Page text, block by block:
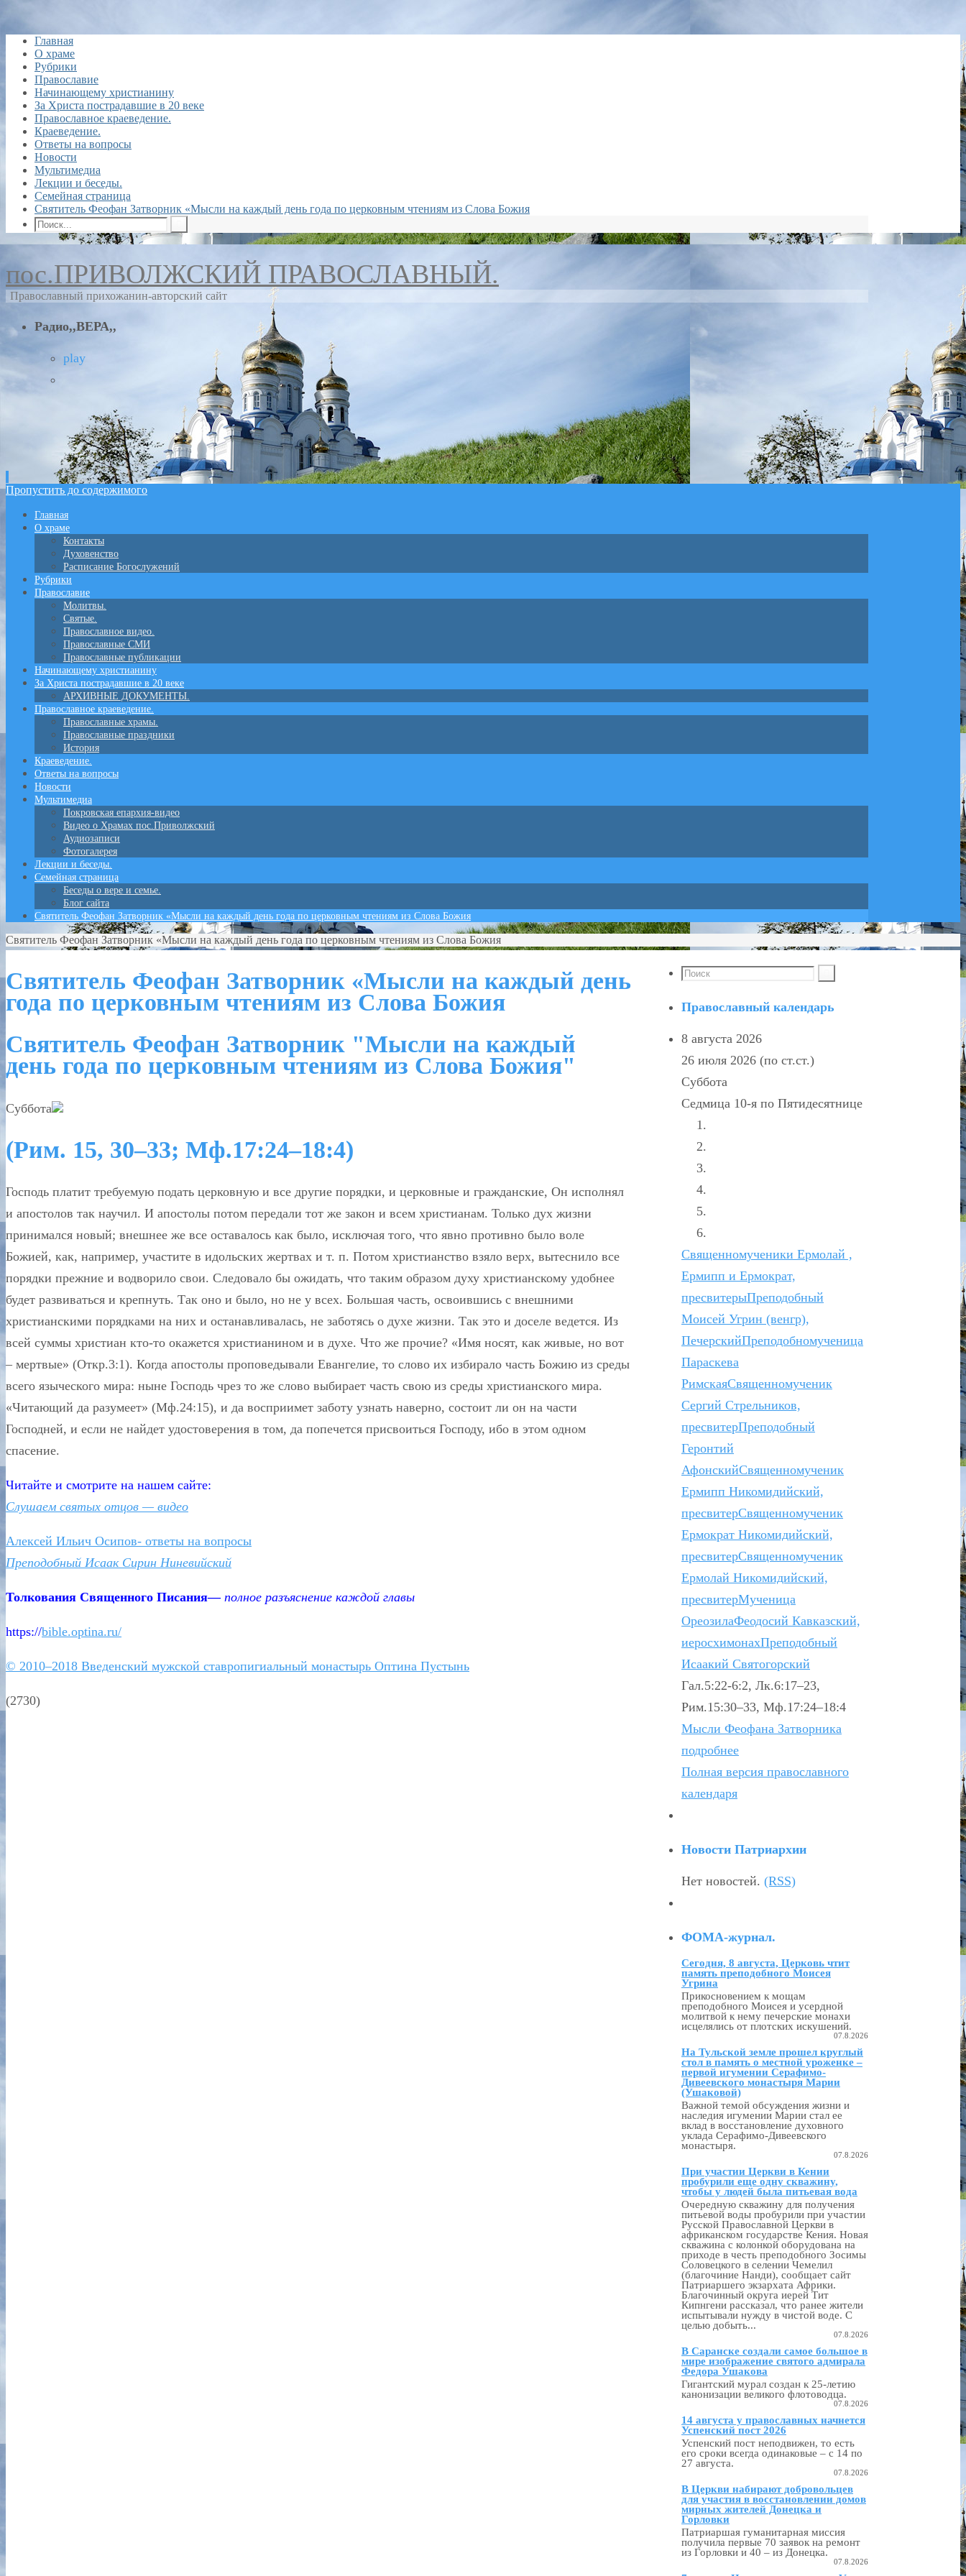
Главная
О храме
Рубрики
Православие
Начинающему христианину
За Христа пострадавшие в 20 веке
Православное краеведение.
Краеведение.
Ответы на вопросы
Новости
Мультимедиа
Лекции и беседы.
Семейная страница
Святитель Феофан Затворник «Мысли на каждый день года по церковным чтениям из Слова Божия
пос.ПРИВОЛЖСКИЙ ПРАВОСЛАВНЫЙ.
Православный прихожанин-авторский сайт
Радио,,ВЕРА,,
play
Пропустить до содержимого
Главная
О храме
Контакты
Духовенство
Расписание Богослужений
Рубрики
Православие
Молитвы.
Святые.
Православное видео.
Православные СМИ
Православные публикации
Начинающему христианину
За Христа пострадавшие в 20 веке
АРХИВНЫЕ ДОКУМЕНТЫ.
Православное краеведение.
Православные храмы.
Православные праздники
История
Краеведение.
Ответы на вопросы
Новости
Мультимедиа
Покровская епархия-видео
Видео о Храмах пос.Приволжский
Аудиозаписи
Фотогалерея
Лекции и беседы.
Семейная страница
Беседы о вере и семье.
Блог сайта
Святитель Феофан Затворник «Мысли на каждый день года по церковным чтениям из Слова Божия
Святитель Феофан Затворник «Мысли на каждый день года по церковным чтениям из Слова Божия
Святитель Феофан Затворник «Мысли на каждый день
года по церковным чтениям из Слова Божия
Святитель Феофан Затворник "Мысли на каждый
день года по церковным чтениям из Слова Божия"
Суббота
(Рим. 15, 30–33; Мф.17:24–18:4)
Господь платит требуемую подать церковную и все другие порядки, и церковные и гражданские, Он исполнял
и апостолов так научил. И апостолы потом передали тот же закон и всем христианам. Только дух жизни
принимался новый; внешнее же все оставалось как было, исключая того, что явно противно было воле
Божией, как, например, участите в идольских жертвах и т. п. Потом христианство взяло верх, вытеснило все
порядки прежние и водворило свои. Следовало бы ожидать, что таким образом духу христианскому удобнее
будет развиваться и крепнуть. Так оно и было, но не у всех. Большая часть, освоившись с внешними
христианскими порядками на них и останавливалась, не заботясь о духе жизни. Так это и доселе ведется. Из
всей суммы христиан кто-то окажется христианином и в духе. Что же прочие? «Имя носят, как живые, но вот
– мертвые» (Откр.3:1). Когда апостолы проповедывали Евангелие, то слово их избирало часть Божию из среды
всего языческого мира: ныне Господь чрез то же слово выбирает часть свою из среды христианского мира.
«Читающий да разумеет» (Мф.24:15), и да восприимет заботу узнать наверно, состоит ли он на части
Господней, и если не найдет удостоверения в том, да попечется присвоиться Господу, ибо в этом одном
спасение.
Читайте и смотрите на нашем сайте:
Слушаем святых отцов — видео
Алексей Ильич Осипов- ответы на вопросы
Преподобный Исаак Сирин Ниневийский
Толкования Священного Писания— полное разъяснение каждой главы
https://bible.optina.ru/
© 2010–2018 Введенский мужской ставропигиальный монастырь Оптина Пустынь
(2730)
Православный календарь
8 августа 2026
26 июля 2026 (по ст.ст.)
Суббота
Седмица 10-я по Пятидесятнице
Священномученики Ермолай ,
Ермипп и Ермократ,
пресвитерыПреподобный
Моисей Угрин (венгр),
ПечерскийПреподобномученица
Параскева
РимскаяСвященномученик
Сергий Стрельников,
пресвитерПреподобный
Геронтий
АфонскийСвященномученик
Ермипп Никомидийский,
пресвитерСвященномученик
Ермократ Никомидийский,
пресвитерСвященномученик
Ермолай Никомидийский,
пресвитерМученица
ОреозилаФеодосий Кавказский,
иеросхимонахПреподобный
Исаакий Святогорский
Гал.5:22-6:2, Лк.6:17–23,
Рим.15:30–33, Мф.17:24–18:4
Мысли Феофана Затворника
подробнее
Полная версия православного
календаря
Новости Патриархии
Нет новостей. (RSS)
ФОМА-журнал.
Сегодня, 8 августа, Церковь чтит
память преподобного Моисея
Угрина
Прикосновением к мощам
преподобного Моисея и усердной
молитвой к нему печерские монахи
исцелялись от плотских искушений.
07.8.2026
На Тульской земле прошел круглый
стол в память о местной уроженке –
первой игумении Серафимо-
Дивеевского монастыря Марии
(Ушаковой)
Важной темой обсуждения жизни и
наследия игумении Марии стал ее
вклад в восстановление духовного
уклада Серафимо‑Дивеевского
монастыря.
07.8.2026
При участии Церкви в Кении
пробурили еще одну скважину,
чтобы у людей была питьевая вода
Очередную скважину для получения
питьевой воды пробурили при участии
Русской Православной Церкви в
африканском государстве Кения. Новая
скважина с колонкой оборудована на
приходе в честь преподобного Зосимы
Соловецкого в селении Чемелил
(благочиние Нанди), сообщает сайт
Патриаршего экзархата Африки.
Благочинный округа иерей Тит
Кипнгени рассказал, что ранее жители
испытывали нужду в чистой воде. С
целью добыть...
07.8.2026
В Саранске создали самое большое в
мире изображение святого адмирала
Федора Ушакова
Гигантский мурал создан к 25-летию
канонизации великого флотоводца.
07.8.2026
14 августа у православных начнется
Успенский пост 2026
Успенский пост неподвижен, то есть
его сроки всегда одинаковые – с 14 по
27 августа.
07.8.2026
В Церкви набирают добровольцев
для участия в восстановлении домов
мирных жителей Донецка и
Горловки
Патриаршая гуманитарная миссия
получила первые 70 заявок на ремонт
из Горловки и 40 – из Донецка.
07.8.2026